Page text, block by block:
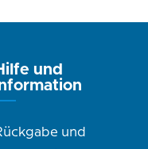
und
und